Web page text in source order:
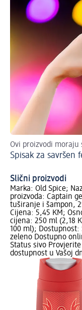
Ovi proizvodi moraju
Spisak za savršen
Slični proizvodi
Marka: Old Spice;
proizvoda: Captain
tuširanje i šampon,
Cijena: 5,45 KM;
cijena: 250 ml (2,18
100 ml); Dostupnost:
zeleno Dostupno
Status sivo Provjerite
dostupnost u Vašoj